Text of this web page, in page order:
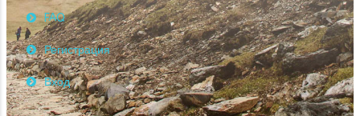
FAQ
Регистрация
Вход